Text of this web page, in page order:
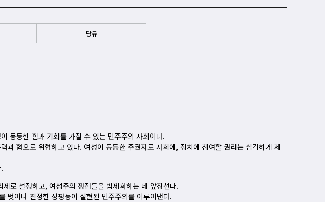
당규
동등한 힘과 기회를 가질 수 있는 민주주의 사회이다.
혐오로 위협하고 있다. 여성이 동등한 주권자로 사회에, 정치에 참여할 권리는 심각하게 제
로 설정하고, 여성주의 쟁점들을 법제화하는 데 앞장선다.
벗어나 진정한 성평등이 실현된 민주주의를 이루어낸다.